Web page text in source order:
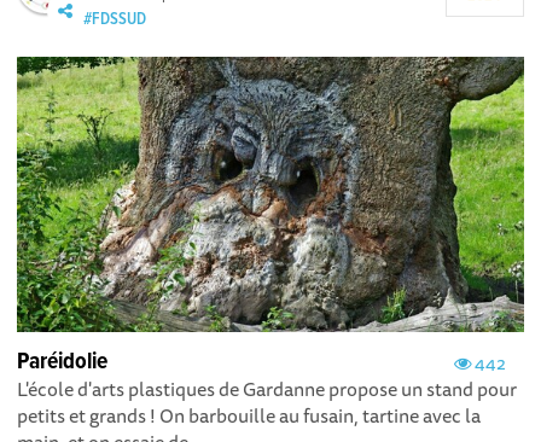
#FDSSUD
442
Paréidolie
L'école d'arts plastiques de Gardanne propose un stand pour
petits et grands ! On barbouille au fusain, tartine avec la